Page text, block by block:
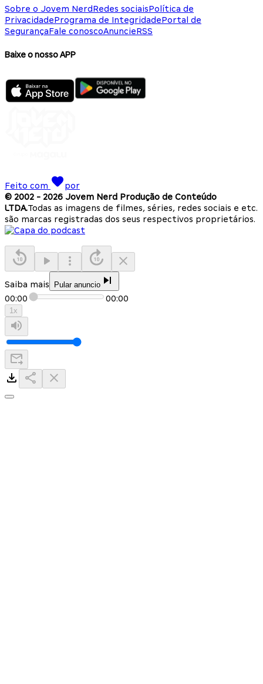
Sobre o Jovem NerdRedes sociaisPolítica de
PrivacidadePrograma de IntegridadePortal de
SegurançaFale conoscoAnuncieRSS
Baixe o nosso APP
Feito com
por
© 2002 - 2026 Jovem Nerd Produção de Conteúdo
LTDA.Todas as imagens de filmes, séries, redes sociais e etc.
são marcas registradas dos seus respectivos proprietários.
Saiba mais Pular anuncio
00:00 00:00
1x